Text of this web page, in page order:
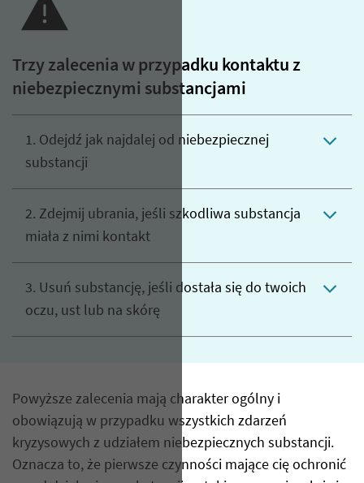
Trzy zalecenia w przypadku kontaktu z
niebezpiecznymi substancjami
1. Odejdź jak najdalej od niebezpiecznej
substancji
2. Zdejmij ubrania, jeśli szkodliwa substancja
miała z nimi kontakt
3. Usuń substancję, jeśli dostała się do twoich
oczu, ust lub na skórę
Powyższe zalecenia mają charakter ogólny i
obowiązują w przypadku wszystkich zdarzeń
kryzysowych z udziałem niebezpiecznych substancji.
Oznacza to, że pierwsze czynności mające cię ochronić